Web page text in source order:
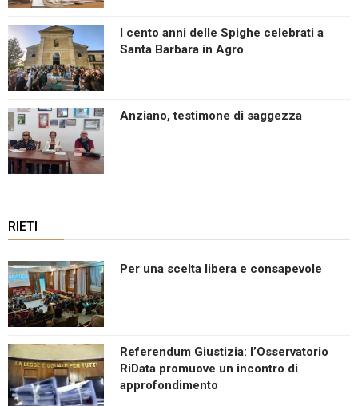
I cento anni delle Spighe celebrati a
Santa Barbara in Agro
Anziano, testimone di saggezza
RIETI
Per una scelta libera e consapevole
Referendum Giustizia: l’Osservatorio
RiData promuove un incontro di
approfondimento